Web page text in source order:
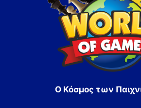
Ο Κόσμος των